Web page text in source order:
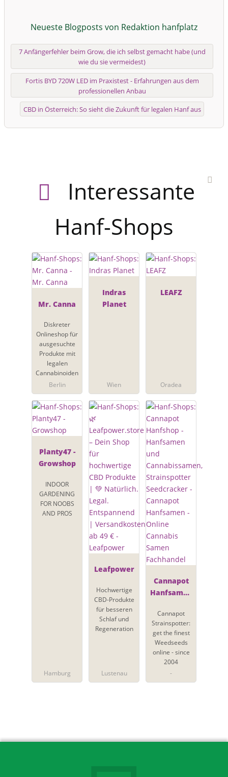
Interessante
Hanf-Shops
Mr. Canna
Diskreter
Onlineshop für
ausgesuchte
Produkte mit
legalen
Cannabinoiden
Berlin
Indras
Planet
Wien
LEAFZ
Oradea
Planty47 -
Growshop
INDOOR
GARDENING
FOR NOOBS
AND PROS
Hamburg
Leafpower
Hochwertige
CBD-Produkte
für besseren
Schlaf und
Regeneration
Lustenau
Cannapot
Hanfsamen
Cannabis
Samen
Fachhandel
Cannapot
Strainspotter:
get the finest
Weedseeds
online - since
2004
-
Neueste Blogposts von Redaktion hanfplatz
7 Anfängerfehler beim Grow, die ich selbst gemacht habe (und
wie du sie vermeidest)
Fortis BYD 720W LED im Praxistest - Erfahrungen aus dem
professionellen Anbau
CBD in Österreich: So sieht die Zukunft für legalen Hanf aus